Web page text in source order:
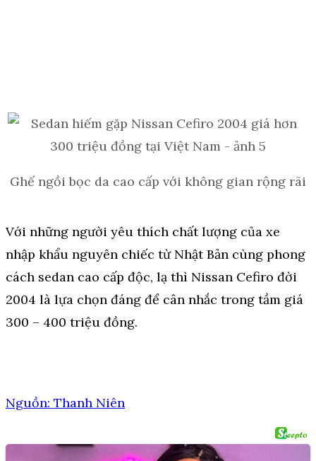
Ghế ngồi bọc da cao cấp với không gian rộng rãi
Với những người yêu thích chất lượng của xe
nhập khẩu nguyên chiếc từ Nhật Bản cùng phong
cách sedan cao cấp độc, lạ thì Nissan Cefiro đời
2004 là lựa chọn đáng để cân nhắc trong tầm giá
300 – 400 triệu đồng.
Nguồn: Thanh Niên